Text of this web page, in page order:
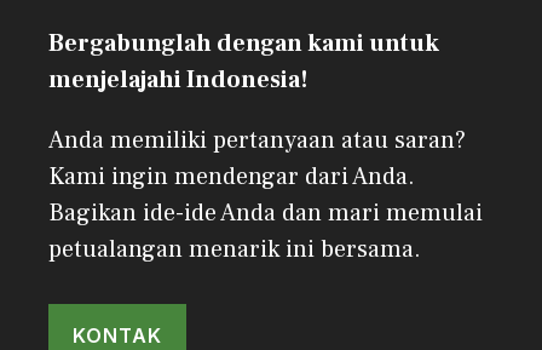
Bergabunglah dengan kami untuk
menjelajahi Indonesia!
Anda memiliki pertanyaan atau saran?
Kami ingin mendengar dari Anda.
Bagikan ide-ide Anda dan mari memulai
petualangan menarik ini bersama.
KONTAK